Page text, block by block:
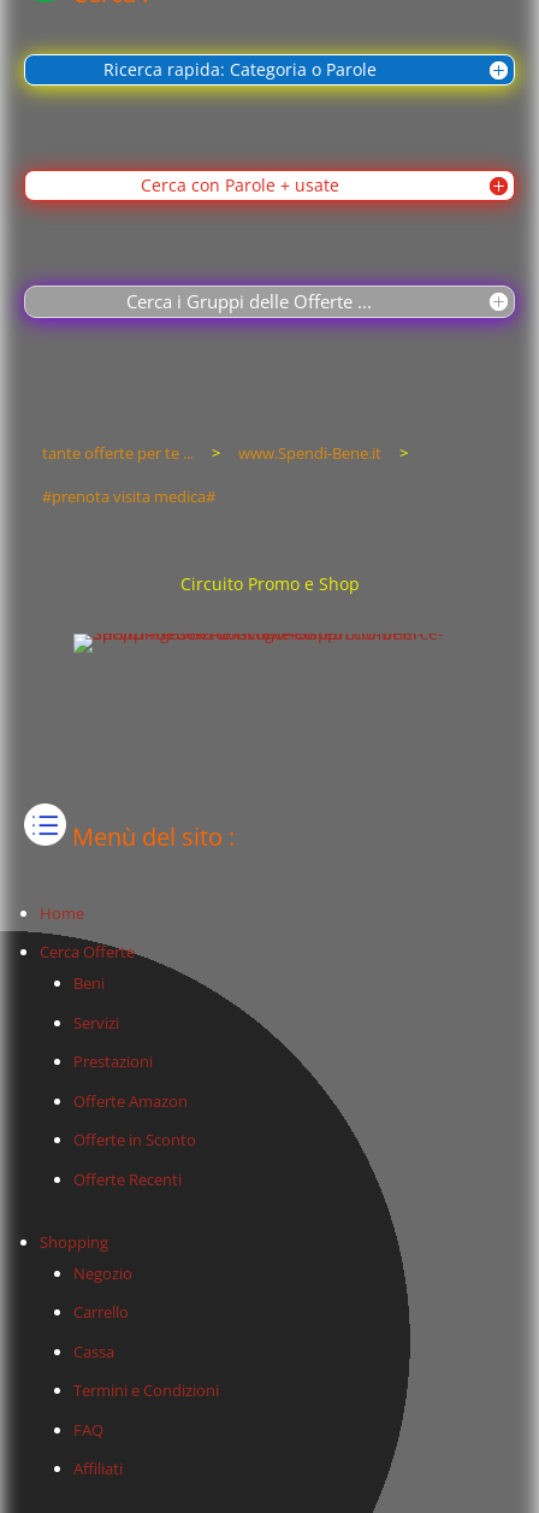
Ricerca rapida: Categoria o Parole
Cerca con Parole + usate
Cerca i Gruppi delle Offerte ...
tante offerte per te ... > www.Spendi-Bene.it
>
#prenota visita medica#
Circuito Promo e Shop
Menù del sito :
Home
Cerca Offerte
Beni
Servizi
Prestazioni
Offerte Amazon
Offerte in Sconto
Offerte Recenti
Shopping
Negozio
Carrello
Cassa
Termini e Condizioni
FAQ
Affiliati